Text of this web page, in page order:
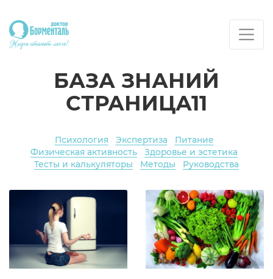
БАЗА ЗНАНИЙ
СТРАНИЦА11
Психология Экспертиза
Питание
Физическая активность
Здоровье и эстетика
Тесты и калькуляторы
Методы Руководства